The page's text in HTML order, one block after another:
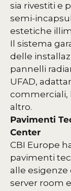
sia rivestiti e
semi-
estetiche
Il sistema
delle
pannelli
UFAD,
commerciali,
altro.
Pavimenti
Center
CBI Europe
pavimenti
alle
server room